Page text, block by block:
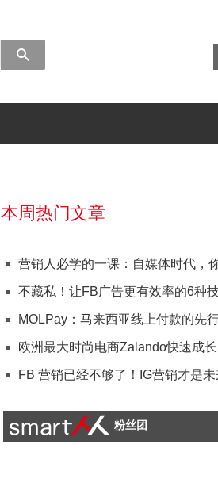
本周热门文章
营销人必学的一课：自媒体时代，
不藏私！让FB广告更有效率的6种
MOLPay：马来西亚线上付款的先
欧洲最大时尚电商Zalando快速成
FB 营销已经不够了！IG营销才是未
粉丝团